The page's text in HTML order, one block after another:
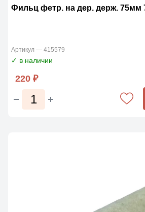
Фильц фетр. на дер. держ. 75мм
Артикул — 415579
✓ в наличии
220 ₽